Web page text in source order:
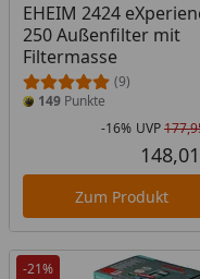
EHEIM 2424
250 Außenfilter mit
Filtermasse
(9)
149 Punkte
-16% UVP
Zum Produkt
-21%